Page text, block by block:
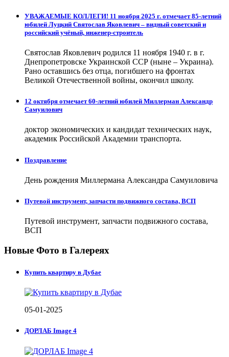
УВАЖАЕМЫЕ КОЛЛЕГИ! 11 ноября 2025 г. отмечает 85-летний
юбилей Луцкий Святослав Яковлевич – видный советский и
российский учёный, инженер-строитель
Святослав Яковлевич родился 11 ноября 1940 г. в г.
Днепропетровске Украинской ССР (ныне – Украина).
Рано оставшись без отца, погибшего на фронтах
Великой Отечественной войны, окончил школу.
12 октября отмечает 60-летний юбилей Миллерман Александр
Самуилович
доктор экономических и кандидат технических наук,
академик Российской Академии транспорта.
Поздравление
День рождения Миллермана Александра Самуиловича
Путевой инструмент, запчасти подвижного состава, ВСП
Путевой инструмент, запчасти подвижного состава,
ВСП
Новые Фото в Галереях
Купить квартиру в Дубае
05-01-2025
ДОРЛАБ Image 4